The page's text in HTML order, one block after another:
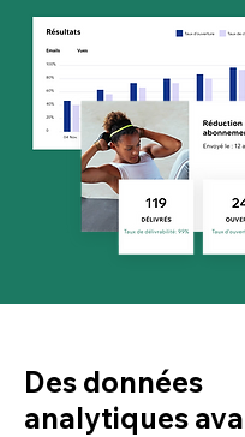
Des données
analytiques